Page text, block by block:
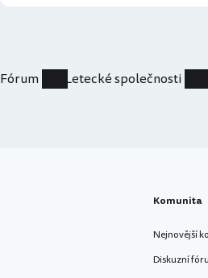
Fórum Letecké společnosti
Komunita
Nejnovější
Diskuzní